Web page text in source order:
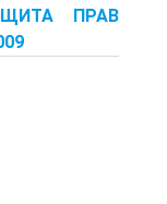
ПРАВ